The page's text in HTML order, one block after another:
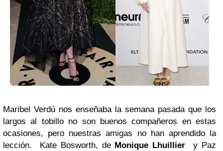
Maribel Verdú nos enseñaba la semana pasada que los
largos al tobillo no son buenos compañeros en estas
ocasiones, pero nuestras amigas no han aprendido la
lección. Kate Bosworth, de Monique Lhuillier y Paz